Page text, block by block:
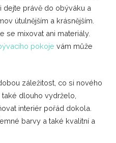
dejte právě do obýváku a
útulnějším a krásnějším.
se mixovat ani materiály.
pokoje vám může
záležitost, co si nového
dlouho vydrželo,
interiér pořád dokola.
barvy a také kvalitní a